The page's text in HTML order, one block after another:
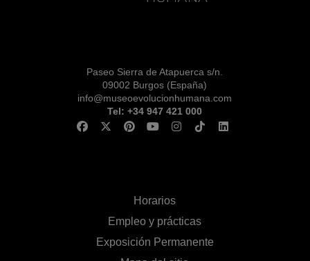
Paseo Sierra de Atapuerca s/n.
09002 Burgos (España)
info@museoevolucionhumana.com
Tel: +34 947 421 000
Horarios
Empleo y prácticas
Exposición Permanente